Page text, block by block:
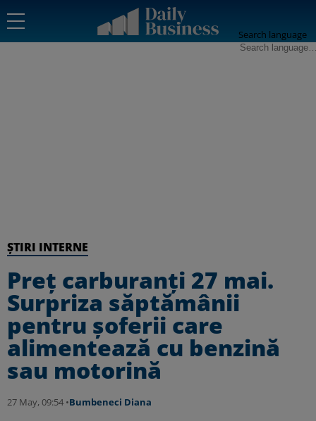
Search language
ȘTIRI INTERNE
Preț carburanți 27 mai.
Surpriza săptămânii
pentru șoferii care
alimentează cu benzină
sau motorină
27 May, 09:54 •Bumbeneci Diana